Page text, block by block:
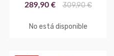
289,90 € 309,90 €
No está disponible